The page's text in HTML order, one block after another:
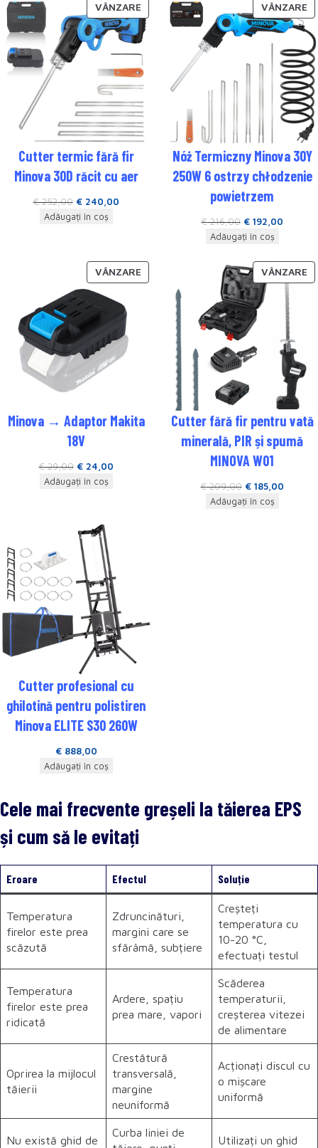
VÂNZARE
Cutter termic fără fir
Minova 30D răcit cu aer
€252,00 €240,00
Adăugați în coș
VÂNZARE
Nóż Termiczny Minova 30Y
250W 6 ostrzy chłodzenie
powietrzem
€216,00 €192,00
Adăugați în coș
VÂNZARE
Minova → Adaptor Makita
18V
€29,00 €24,00
Adăugați în coș
VÂNZARE
Cutter fără fir pentru vată
minerală, PIR și spumă
MINOVA W01
€209,00 €185,00
Adăugați în coș
Cutter profesional cu
ghilotină pentru polistiren
Minova ELITE S30 260W
€888,00
Adăugați în coș
Cele mai frecvente greșeli la tăierea EPS
și cum să le evitați
Eroare Efectul Soluție
Temperatura
firelor este prea
scăzută
Zdruncinături,
margini care se
sfărâmă, subțiere
Creșteți
temperatura cu
10-20 °C,
efectuați testul
Temperatura
firelor este prea
ridicată
Ardere, spațiu
prea mare, vapori
Scăderea
temperaturii,
creșterea vitezei
de alimentare
Oprirea la mijlocul
tăierii
Crestătură
transversală,
margine
neuniformă
Acționați discul cu
o mișcare
uniformă
Nu există ghid de
Curba liniei de
Utilizați un ghid